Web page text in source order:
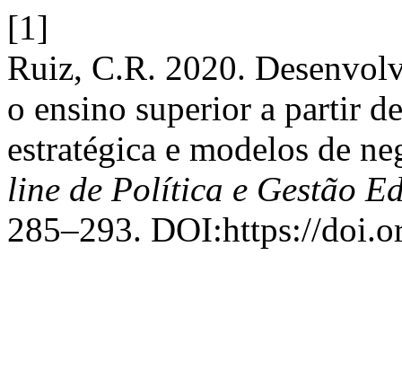
[1]
Ruiz, C.R. 2020.
o ensino superior a partir
estratégica e modelos de
line de Política e Gestão
285–293. DOI:https://